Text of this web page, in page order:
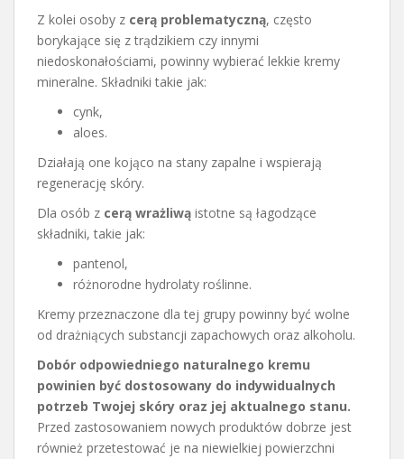
Z kolei osoby z cerą problematyczną, często
borykające się z trądzikiem czy innymi
niedoskonałościami, powinny wybierać lekkie kremy
mineralne. Składniki takie jak:
cynk,
aloes.
Działają one kojąco na stany zapalne i wspierają
regenerację skóry.
Dla osób z cerą wrażliwą istotne są łagodzące
składniki, takie jak:
pantenol,
różnorodne hydrolaty roślinne.
Kremy przeznaczone dla tej grupy powinny być wolne
od drażniących substancji zapachowych oraz alkoholu.
Dobór odpowiedniego naturalnego kremu
powinien być dostosowany do indywidualnych
potrzeb Twojej skóry oraz jej aktualnego stanu.
Przed zastosowaniem nowych produktów dobrze jest
również przetestować je na niewielkiej powierzchni